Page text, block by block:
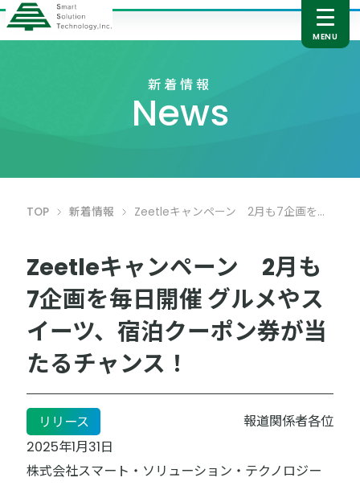
新着情報
News
TOP 新着情報 Zeetleキャンペーン 2月も7企画を毎日開催 グルメやスイーツ、宿泊クーポン券が当たるチャンス！
Zeetleキャンペーン 2月も
7企画を毎日開催 グルメやス
イーツ、宿泊クーポン券が当
たるチャンス！
リリース
報道関係者各位
2025年1月31日
株式会社スマート・ソリューション・テクノロジー